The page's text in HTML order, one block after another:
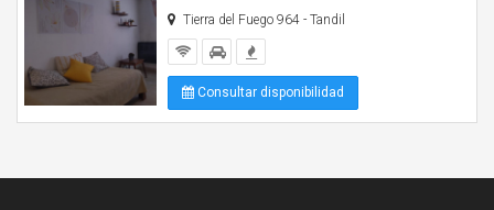
Tierra del Fuego 964 - Tandil
Consultar disponibilidad